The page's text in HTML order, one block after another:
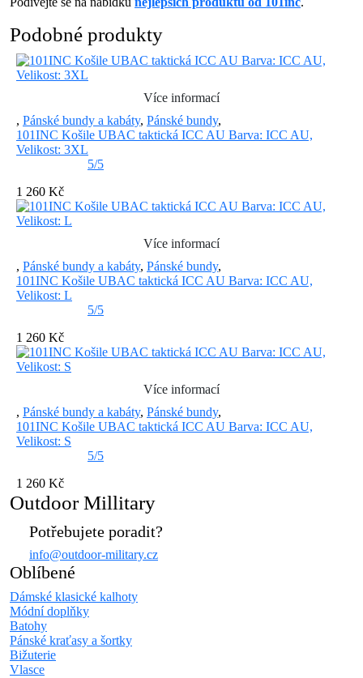
Podobné produkty
Více informací
, Pánské bundy a kabáty, Pánské bundy,
101INC Košile UBAC taktická ICC AU Barva: ICC AU,
Velikost: 3XL
5/5
1 260 Kč
Více informací
, Pánské bundy a kabáty, Pánské bundy,
101INC Košile UBAC taktická ICC AU Barva: ICC AU,
Velikost: L
5/5
1 260 Kč
Více informací
, Pánské bundy a kabáty, Pánské bundy,
101INC Košile UBAC taktická ICC AU Barva: ICC AU,
Velikost: S
5/5
1 260 Kč
Outdoor Millitary
Potřebujete poradit?
info@outdoor-military.cz
Oblíbené
Dámské klasické kalhoty
Módní doplňky
Batohy
Pánské kraťasy a šortky
Bižuterie
Vlasce